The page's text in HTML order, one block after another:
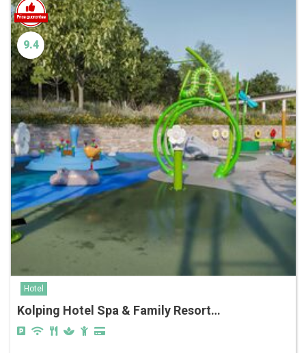
9.4
Hotel
Kolping Hotel Spa & Family Resort…